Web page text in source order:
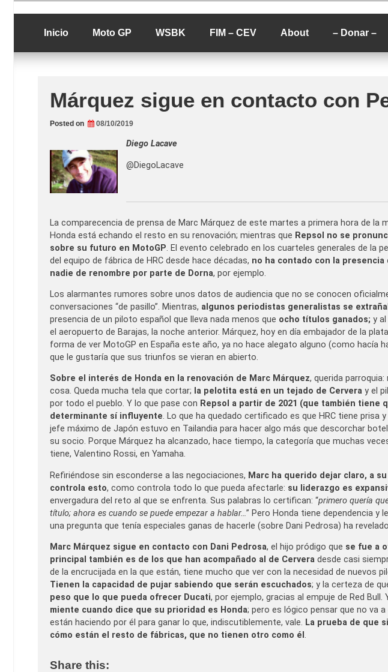
to
contentLucio Lopez GP
luciolopezgp
Inicio Moto GP WSBK FIM – CEV About – Donar –
Márquez sigue en contacto con
Posted on 08/10/2019
Diego Lacave
@DiegoLacave
La comparecencia de prensa de Marc Márquez de este martes a primera hora de la
Honda está echando el resto en su renovación; mientras que Repsol no se
sobre su futuro en MotoGP. El evento celebrado en los cuarteles generales de la
del equipo de fábrica de HRC desde hace décadas, no ha contado con la
nadie de renombre por parte de Dorna, por ejemplo.
Los alarmantes rumores sobre unos datos de audiencia que no se conocen
conversaciones “de pasillo”. Mientras, algunos periodistas generalistas se
presencia de un piloto español que lleva nada menos que ocho títulos ganados; y
el aeropuerto de Barajas, la noche anterior. Márquez, hoy en día embajador de la
forma de ver MotoGP en España este año, ya no hace alegato alguno (como hacía
que le gustaría que sus triunfos se vieran en abierto.
Sobre el interés de Honda en la renovación de Marc Márquez, querida
cosa. Queda mucha tela que cortar; la pelotita está en un tejado de Cervera y el
por todo el pueblo. Y lo que pase con Repsol a partir de 2021 (que también tiene
determinante sí influyente. Lo que ha quedado certificado es que HRC tiene prisa
jefe máximo de Japón estuvo en Tailandia para hacer algo más que descorchar
su socio. Porque Márquez ha alcanzado, hace tiempo, la categoría que muchas
tiene, Valentino Rossi, en Yamaha.
Refiriéndose sin esconderse a las negociaciones, Marc ha querido dejar claro, a
controla esto, como controla todo lo que pueda afectarle: su liderazgo es
envergadura del reto al que se enfrenta. Sus palabras lo certifican: “primero quería
título; ahora es cuando se puede empezar a hablar…” Pero Honda tiene dependencia y
una pregunta que tenía especiales ganas de hacerle (sobre Dani Pedrosa) ha
Marc Márquez sigue en contacto con Dani Pedrosa, el hijo pródigo que se fue a
principal también es de los que han acompañado al de Cervera desde casi
de la encrucijada en la que están, tiene mucho que ver con la necesidad de nuevos
Tienen la capacidad de pujar sabiendo que serán escuchados; y la certeza de
peso que lo que pueda ofrecer Ducati, por ejemplo, gracias al empuje de Red Bull.
miente cuando dice que su prioridad es Honda; pero es lógico pensar que no va
están haciendo por él para ganar lo que, indiscutiblemente, vale. La prueba de que
cómo están el resto de fábricas, que no tienen otro como él .
Share this: